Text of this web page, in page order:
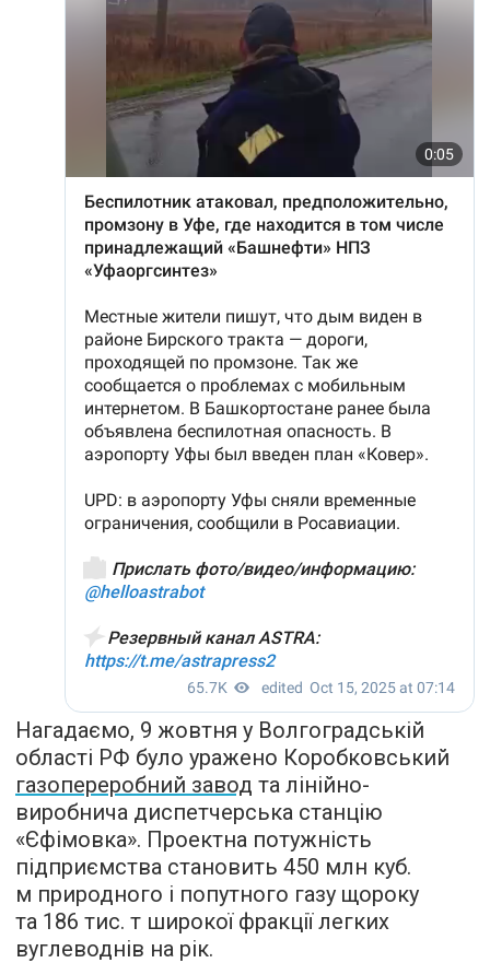
Нагадаємо, 9 жовтня у Волгоградській
області РФ було уражено Коробковський
газопереробний завод та лінійно-
виробнича диспетчерська станцію
«Єфімовка». Проектна потужність
підприємства становить 450 млн куб.
м природного і попутного газу щороку
та 186 тис. т широкої фракції легких
вуглеводнів на рік.